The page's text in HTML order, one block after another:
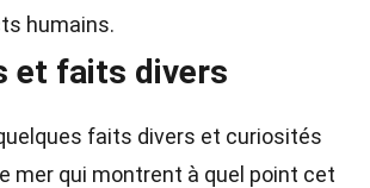
humains.
et faits divers
faits divers et curiosités
mer qui montrent à quel point cet